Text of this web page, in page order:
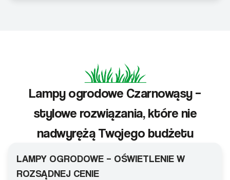
Lampy ogrodowe Czarnowąsy –
stylowe rozwiązania, które nie
nadwyrężą Twojego budżetu
LAMPY OGRODOWE – OŚWIETLENIE W
ROZSĄDNEJ CENIE